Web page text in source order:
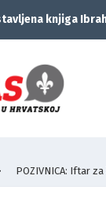
knjiga
POZIVNICA: Iftar